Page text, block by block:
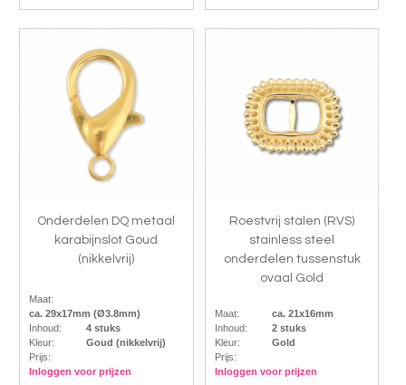
Onderdelen DQ metaal
karabijnslot Goud
(nikkelvrij)
Maat:
ca. 29x17mm (Ø3.8mm)
Inhoud:
4 stuks
Kleur:
Goud (nikkelvrij)
Prijs:
Inloggen voor prijzen
Roestvrij stalen (RVS)
stainless steel
onderdelen tussenstuk
ovaal Gold
Maat:
ca. 21x16mm
Inhoud:
2 stuks
Kleur:
Gold
Prijs:
Inloggen voor prijzen